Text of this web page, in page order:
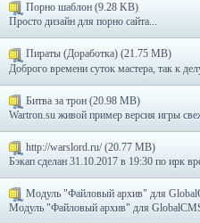
Порно шаблон (9.28 KB)
Просто дизайн для порно сайта...
Пираты (Доработка) (21.75 MB)
Доброго времени суток мастера, так к
Битва за трон (20.98 MB)
Wartron.su живой пример версия игры
http://warslord.ru/ (20.77 MB)
Бэкап сделан 31.10.2017 в 19:30 по ирк
Модуль "Файловый архив" для
Модуль "Файловый архив" для